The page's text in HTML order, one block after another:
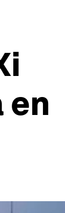
en